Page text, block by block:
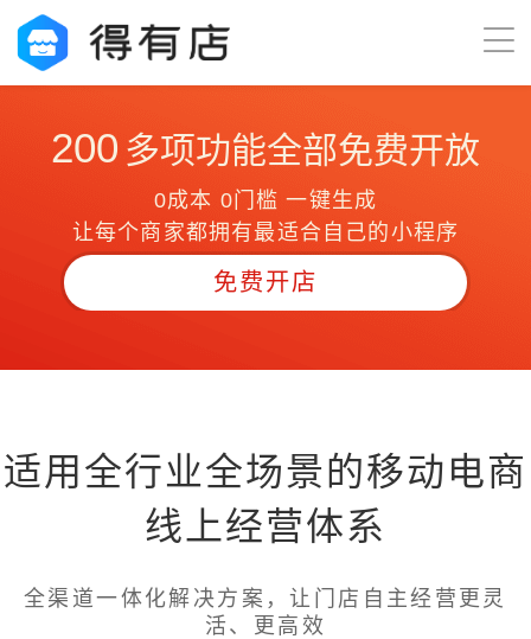
200 多项功能全部免费开放
0成本 0门槛 一键生成
让每个商家都拥有最适合自己的小程序
免费开店
适用全行业全场景的移动电商
线上经营体系
全渠道一体化解决方案，让门店自主经营更灵
活、更高效